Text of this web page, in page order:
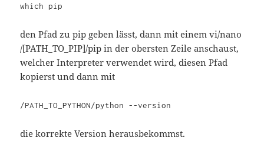
which pip
den Pfad zu pip geben lässt, dann mit einem vi/nano
/[PATH_TO_PIP]/pip in der obersten Zeile anschaust,
welcher Interpreter verwendet wird, diesen Pfad
kopierst und dann mit
/PATH_TO_PYTHON/python --version
die korrekte Version herausbekommst.